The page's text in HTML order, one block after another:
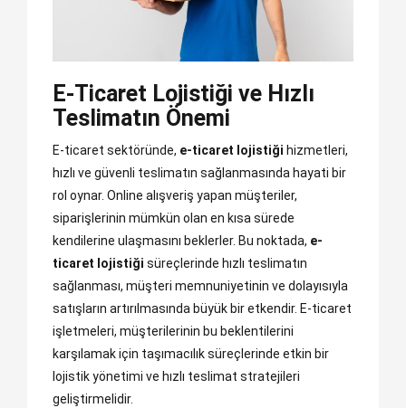
E-Ticaret Lojistiği ve Hızlı
Teslimatın Önemi
E-ticaret sektöründe, e-ticaret lojistiği hizmetleri,
hızlı ve güvenli teslimatın sağlanmasında hayati bir
rol oynar. Online alışveriş yapan müşteriler,
siparişlerinin mümkün olan en kısa sürede
kendilerine ulaşmasını beklerler. Bu noktada, e-
ticaret lojistiği süreçlerinde hızlı teslimatın
sağlanması, müşteri memnuniyetinin ve dolayısıyla
satışların artırılmasında büyük bir etkendir. E-ticaret
işletmeleri, müşterilerinin bu beklentilerini
karşılamak için taşımacılık süreçlerinde etkin bir
lojistik yönetimi ve hızlı teslimat stratejileri
geliştirmelidir.